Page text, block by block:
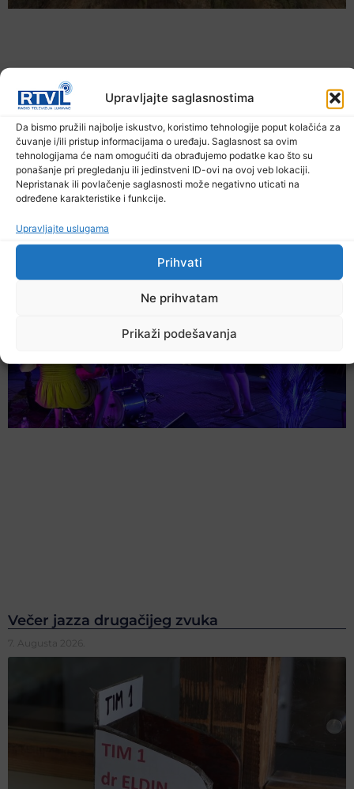
Upravljajte saglasnostima
Da bismo pružili najbolje iskustvo, koristimo tehnologije poput kolačića za
čuvanje i/ili pristup informacijama o uređaju. Saglasnost sa ovim
tehnologijama će nam omogućiti da obrađujemo podatke kao što su
ponašanje pri pregledanju ili jedinstveni ID-ovi na ovoj veb lokaciji.
Nepristanak ili povlačenje saglasnosti može negativno uticati na
određene karakteristike i funkcije.
Upravljajte uslugama
Prihvati
Ne prihvatam
Prikaži podešavanja
U TK povećan broj požara
7. Augusta 2026.
Večer jazza drugačijeg zvuka
7. Augusta 2026.